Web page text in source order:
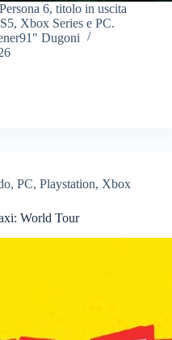
6, titolo in uscita
Xbox Series e PC.
Dugoni
,PC,Playstation, Xbox
World Tour